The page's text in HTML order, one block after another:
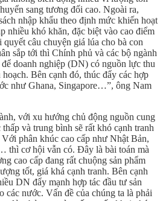
sang tương đối cao. Ngoài ra,
nhập khẩu theo định mức khiến hoạt
nhiều khó khăn, đặc biệt vào cao điểm
câu chuyện giá lúa cho bà con
sắp tới thì Chính phủ và các bộ ngành
doanh nghiệp (DN) có nguồn lực thu
Bên cạnh đó, thúc đẩy các hợp
như Ghana, Singapore…”, ông Nam
với xu hướng chủ động nguồn cung
và trung bình sẽ rất khó cạnh tranh
phân khúc cao cấp như Nhật Bản,
cơ hội vẫn có. Đây là bài toán mà
cao cấp đang rất chuộng sản phẩm
tốt, giá khá cạnh tranh. Bên cạnh
DN đẩy mạnh hợp tác đầu tư sản
các nước. Vấn đề của chúng ta là phải